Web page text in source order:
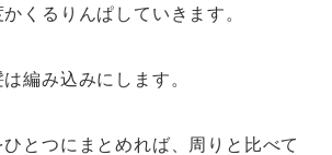
くるりんぱしていきます。
編み込みにします。
とつにまとめれば、周りと比べて